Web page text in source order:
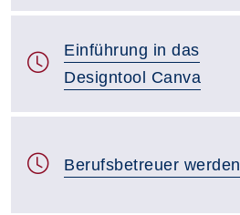
Einführung in das
Designtool Canva
Berufsbetreuer werden